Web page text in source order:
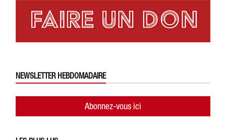
NEWSLETTER HEBDOMADAIRE
Abonnez-vous ici